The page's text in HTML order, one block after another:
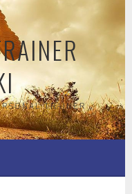
TRAINER